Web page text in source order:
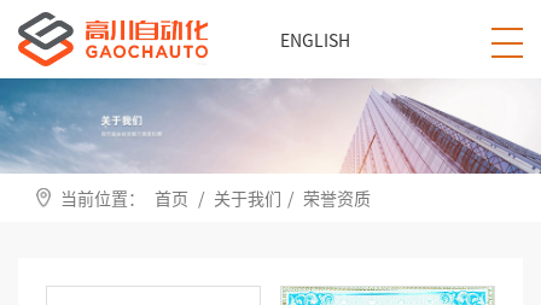
ENGLISH
当前位置： 首页 / 关于我们 / 荣誉资质